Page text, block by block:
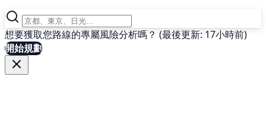
想要獲取您路線的專屬風險分析嗎？ (最後更新: 17小時前)
開始規劃